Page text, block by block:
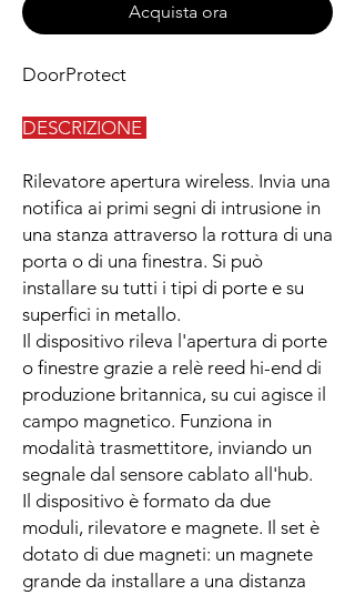
Acquista ora
DoorProtect
DESCRIZIONE
Rilevatore apertura wireless. Invia una
notifica ai primi segni di intrusione in
una stanza attraverso la rottura di una
porta o di una finestra. Si può
installare su tutti i tipi di porte e su
superfici in metallo.
Il dispositivo rileva l'apertura di porte
o finestre grazie a relè reed hi-end di
produzione britannica, su cui agisce il
campo magnetico. Funziona in
modalità trasmettitore, inviando un
segnale dal sensore cablato all'hub.
Il dispositivo è formato da due
moduli, rilevatore e magnete. Il set è
dotato di due magneti: un magnete
grande da installare a una distanza